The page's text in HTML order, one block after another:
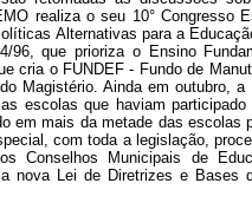
realiza o seu 10° Congresso
Alternativas para a
96, que prioriza o Ensino
cria o FUNDEF - Fundo de
Magistério. Ainda em outubro,
escolas que haviam
em mais da metade das escolas
com toda a legislação,
Conselhos Municipais de
nova Lei de Diretrizes e Bases